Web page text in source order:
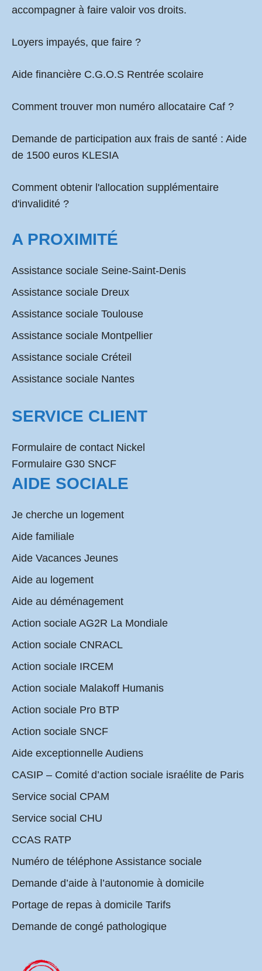
accompagner à faire valoir vos droits.
Loyers impayés, que faire ?
Aide financière C.G.O.S Rentrée scolaire
Comment trouver mon numéro allocataire Caf ?
Demande de participation aux frais de santé : Aide
de 1500 euros KLESIA
Comment obtenir l'allocation supplémentaire
d'invalidité ?
A PROXIMITÉ
Assistance sociale Seine-Saint-Denis
Assistance sociale Dreux
Assistance sociale Toulouse
Assistance sociale Montpellier
Assistance sociale Créteil
Assistance sociale Nantes
SERVICE CLIENT
Formulaire de contact Nickel
Formulaire G30 SNCF
AIDE SOCIALE
Je cherche un logement
Aide familiale
Aide Vacances Jeunes
Aide au logement
Aide au déménagement
Action sociale AG2R La Mondiale
Action sociale CNRACL
Action sociale IRCEM
Action sociale Malakoff Humanis
Action sociale Pro BTP
Action sociale SNCF
Aide exceptionnelle Audiens
CASIP – Comité d’action sociale israélite de Paris
Service social CPAM
Service social CHU
CCAS RATP
Numéro de téléphone Assistance sociale
Demande d’aide à l’autonomie à domicile
Portage de repas à domicile Tarifs
Demande de congé pathologique